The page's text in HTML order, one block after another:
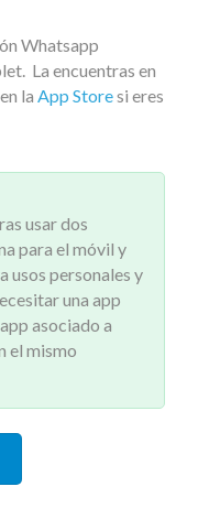
Whatsapp
La encuentras en
la App Storesi eres
usar dos
para el móvil y
usos personales y
una app
asociado a
el mismo